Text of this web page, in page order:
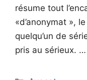
résume tout
«d’anonymat »,
quelqu’un de
pris au sérieux. …